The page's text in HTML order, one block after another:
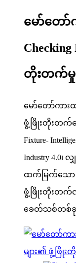
မော်တေ
တိုးတက်မှုခ
မော်တော်ကားထု
ဖွံ့ဖြိုးတိုးတက်ရေ
Fixture-
Industry 4.0၊
ထက်မြက်သော
ဖွံ့ဖြိုးတိုးတက်
ခေတ်သစ်တစ်ခု